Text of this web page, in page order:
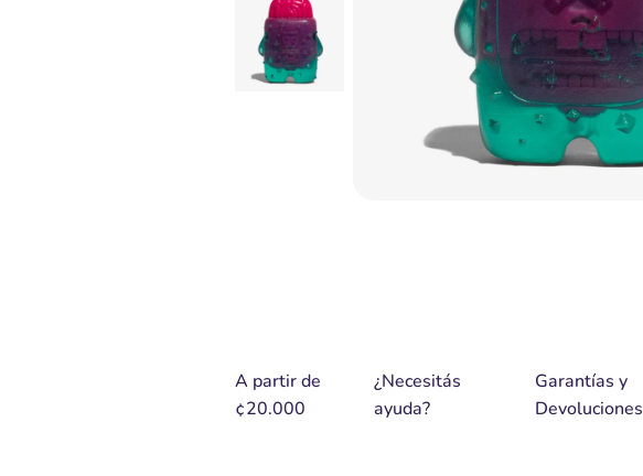
A partir de
¢20.000
¿Necesitás
ayuda?
Garantías y
Devoluciones